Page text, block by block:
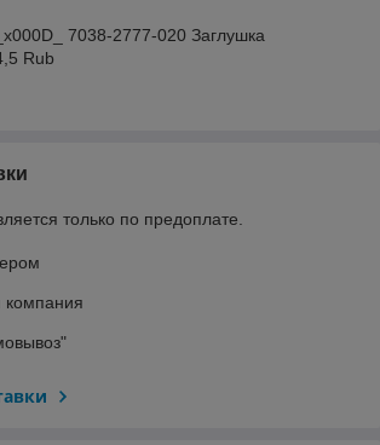
7038-2777-020 Заглушка
Rub
только по предоплате.
компания